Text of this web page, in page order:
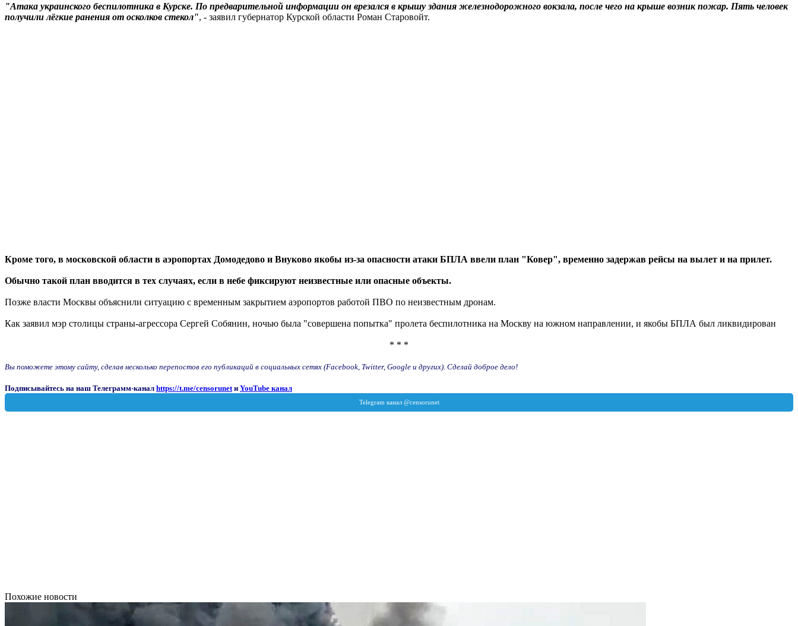
"Атака украинского беспилотника в Курске. По предварительной информации он врезался в крышу здания железнодорожного вокзала, после чего на крыше возник пожар. Пять человек
получили лёгкие ранения от осколков стекол", - заявил губернатор Курской области Роман Старовойт.
Кроме того, в московской области в аэропортах Домодедово и Внуково якобы из-за опасности атаки БПЛА ввели план "Ковер", временно задержав рейсы на вылет и на прилет.
Обычно такой план вводится в тех случаях, если в небе фиксируют неизвестные или опасные объекты.
Позже власти Москвы объяснили ситуацию с временным закрытием аэропортов работой ПВО по неизвестным дронам.
Как заявил мэр столицы страны-агрессора Сергей Собянин, ночью была "совершена попытка" пролета беспилотника на Москву на южном направлении, и якобы БПЛА был ликвидирован
* * *
Вы поможете этому сайту, сделав несколько перепостов его публикаций в социальных сетях (Facebook, Twitter, Google и других). Сделай доброе дело!
Подписывайтесь на наш Телеграмм-канал https://t.me/censorunet и YouTube канал
Похожие новости